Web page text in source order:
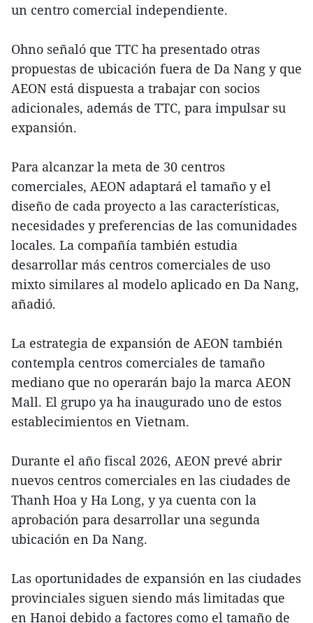
un centro comercial independiente.
Ohno señaló que TTC ha presentado otras
propuestas de ubicación fuera de Da Nang y que
AEON está dispuesta a trabajar con socios
adicionales, además de TTC, para impulsar su
expansión.
Para alcanzar la meta de 30 centros
comerciales, AEON adaptará el tamaño y el
diseño de cada proyecto a las características,
necesidades y preferencias de las comunidades
locales. La compañía también estudia
desarrollar más centros comerciales de uso
mixto similares al modelo aplicado en Da Nang,
añadió.
La estrategia de expansión de AEON también
contempla centros comerciales de tamaño
mediano que no operarán bajo la marca AEON
Mall. El grupo ya ha inaugurado uno de estos
establecimientos en Vietnam.
Durante el año fiscal 2026, AEON prevé abrir
nuevos centros comerciales en las ciudades de
Thanh Hoa y Ha Long, y ya cuenta con la
aprobación para desarrollar una segunda
ubicación en Da Nang.
Las oportunidades de expansión en las ciudades
provinciales siguen siendo más limitadas que
en Hanoi debido a factores como el tamaño de